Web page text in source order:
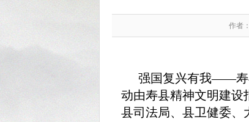
作者
强国复兴有我——寿
动由寿县精神文明建设
县司法局、县卫健委、